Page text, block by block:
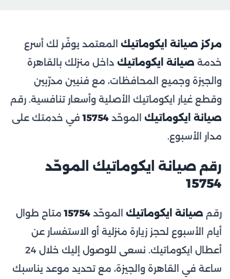
مركز صيانة ايكوماتيك المعتمد يوفّر لك أسرع
خدمة صيانة ايكوماتيك داخل منزلك بالقاهرة
والجيزة وجميع المحافظات، مع فنيين مدرّبين
وقطع غيار ايكوماتيك الأصلية وأسعار تنافسية. رقم
صيانة ايكوماتيك الموحّد 15754في خدمتك على
مدار الأسبوع.
رقم صيانة ايكوماتيك الموحّد
15754
رقم صيانة ايكوماتيك الموحّد 15754متاح طوال
أيام الأسبوع لحجز زيارة منزلية أو الاستفسار عن
أعطال ايكوماتيك. نسعى للوصول إليك خلال 24
ساعة في القاهرة والجيزة، مع تحديد موعد يناسبك